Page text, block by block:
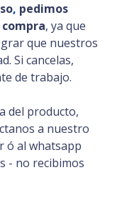
, pedimos
, ya que
que nuestros
Si cancelas,
de trabajo.
del producto,
a nuestro
ó al whatsapp
- no recibimos